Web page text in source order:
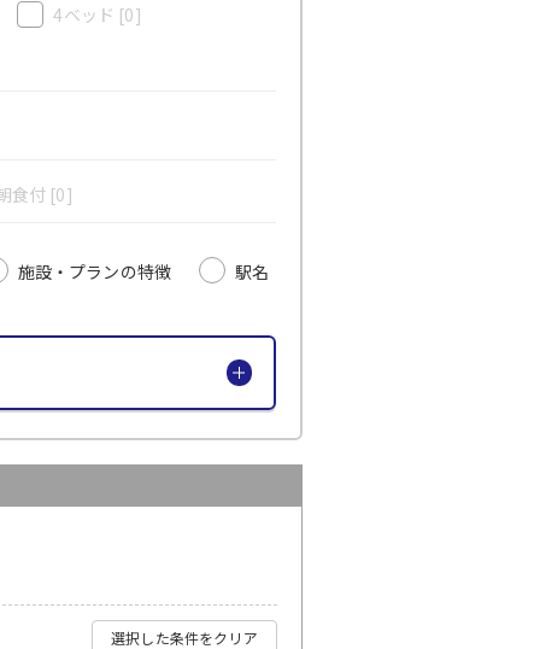
4ベッド [0]
食付 [0]
施設・プランの特徴 駅名
選択した条件をクリア